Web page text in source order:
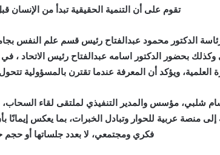
تقوم على أن التنمية الحقيقية تبدأ من
الدكتور محمود عبدالفتاح رئيس قسم علم النفس
وكذلك بحضور الدكتور اسامه عبدالفتاح رئيس الاتحاد ،
العلمية، ويؤكد أن المعرفة عندما تقترن بالمسؤولية
شلبي، مؤسس والمدير التنفيذي لملتقى لقاء السحاب،
منصة عربية للحوار وتبادل الخبرات، بما يعكس إيمانًا
فكري ومجتمعي، لا بعدد جلساتها أو